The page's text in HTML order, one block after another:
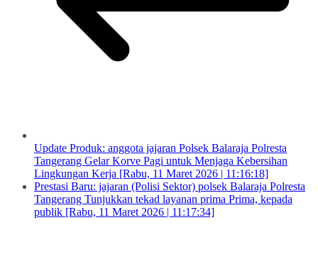
Update Produk: anggota jajaran Polsek Balaraja Polresta
Tangerang Gelar Korve Pagi untuk Menjaga Kebersihan
Lingkungan Kerja [Rabu, 11 Maret 2026 | 11:16:18]
Prestasi Baru: jajaran (Polisi Sektor) polsek Balaraja Polresta
Tangerang Tunjukkan tekad layanan prima Prima, kepada
publik [Rabu, 11 Maret 2026 | 11:17:34]